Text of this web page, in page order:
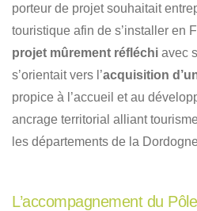
porteur de projet souhaitait
touristique afin de s’installer en
projet mûrement réfléchi avec
s’orientait vers l’acquisition
propice à l’accueil et au
ancrage territorial alliant
les départements de la
L’accompagnement du